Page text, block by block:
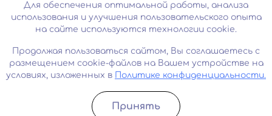
Есть противопоказания, необходимо
проконсультироваться с врачом. Консультационные
услуги, оказываемые по телефону, мессенджерам и в
соцсетях носят исключительно информационный
характер и не являются медицинскими услугами.
Оставаясь на сайте вы соглашаетесь на
использование cookies. 18+
Для обеспечения оптимальной работы, анализа
использования и улучшения пользовательского опыта
на сайте используются технологии cookie.
Продолжая пользоваться сайтом, Вы соглашаетесь с
размещением cookie-файлов на Вашем устройстве на
условиях, изложенных в
Политике конфиденциальности.
Принять